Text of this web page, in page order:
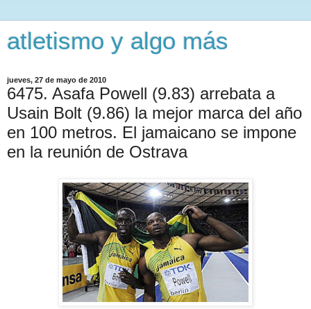
atletismo y algo más
jueves, 27 de mayo de 2010
6475. Asafa Powell (9.83) arrebata a
Usain Bolt (9.86) la mejor marca del año
en 100 metros. El jamaicano se impone
en la reunión de Ostrava